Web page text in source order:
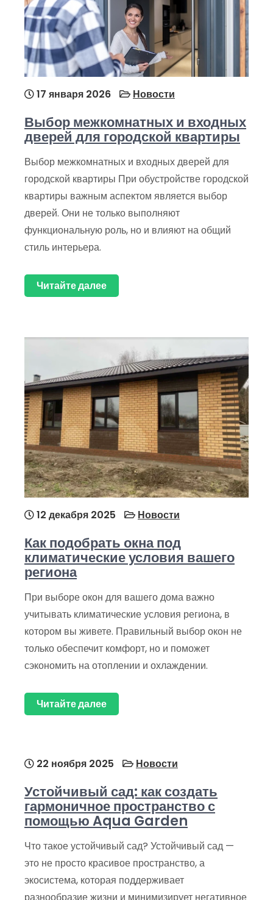
17 января 2026 Новости
Выбор межкомнатных и входных
дверей для городской квартиры
Выбор межкомнатных и входных дверей для
городской квартиры При обустройстве городской
квартиры важным аспектом является выбор
дверей. Они не только выполняют
функциональную роль, но и влияют на общий
стиль интерьера.
Читайте далее
12 декабря 2025 Новости
Как подобрать окна под
климатические условия вашего
региона
При выборе окон для вашего дома важно
учитывать климатические условия региона, в
котором вы живете. Правильный выбор окон не
только обеспечит комфорт, но и поможет
сэкономить на отоплении и охлаждении.
Читайте далее
22 ноября 2025 Новости
Устойчивый сад: как создать
гармоничное пространство с
помощью Aqua Garden
Что такое устойчивый сад? Устойчивый сад —
это не просто красивое пространство, а
экосистема, которая поддерживает